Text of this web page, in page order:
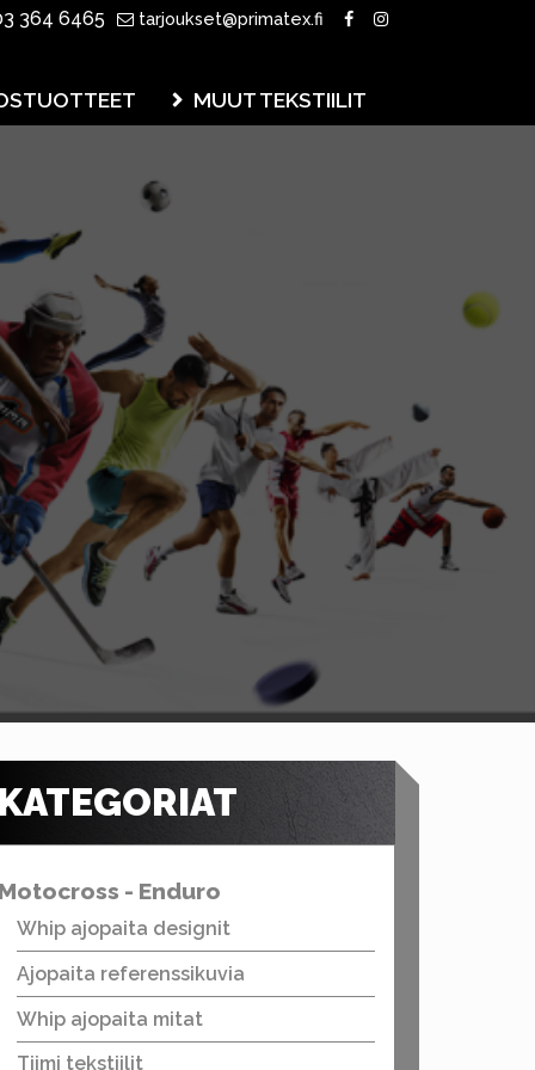
364 6465 tarjoukset@primatex.fi
MUUT TEKSTIILIT
- Enduro
Whip ajopaita designit
Ajopaita referenssikuvia
Whip ajopaita mitat
Tiimi tekstiilit